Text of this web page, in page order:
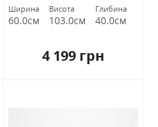
Ширина
60.0см
Висота
103.0см
Глибина
40.0см
4 199 грн